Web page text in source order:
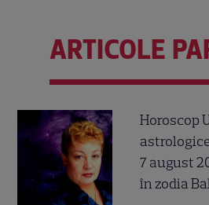
ARTICOLE
Horoscop
7 august
în zodia